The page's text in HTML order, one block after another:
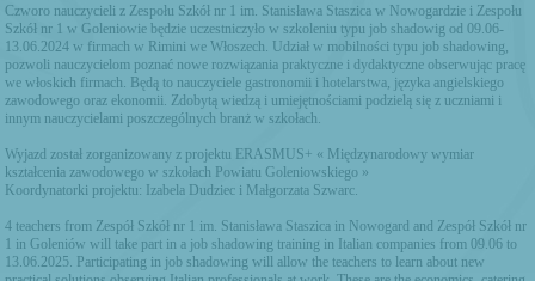
Czworo nauczycieli z Zespołu Szkół nr 1 im. Stanisława Staszica w Nowogardzie i Zespołu
Szkół nr 1 w Goleniowie będzie uczestniczyło w szkoleniu typu job shadowig od 09.06-
13.06.2024 w firmach w Rimini we Włoszech. Udział w mobilności typu job shadowing,
pozwoli nauczycielom poznać nowe rozwiązania praktyczne i dydaktyczne obserwując pracę
we włoskich firmach. Będą to nauczyciele gastronomii i hotelarstwa, języka angielskiego
zawodowego oraz ekonomii. Zdobytą wiedzą i umiejętnościami podzielą się z uczniami i
innym nauczycielami poszczególnych branż w szkołach.
Wyjazd został zorganizowany z projektu ERASMUS+ « Międzynarodowy wymiar
kształcenia zawodowego w szkołach Powiatu Goleniowskiego »
Koordynatorki projektu: Izabela Dudziec i Małgorzata Szwarc.
4 teachers from Zespół Szkół nr 1 im. Stanisława Staszica in Nowogard and Zespół Szkół nr
1 in Goleniów will take part in a job shadowing training in Italian companies from 09.06 to
13.06.2025. Participating in job shadowing will allow the teachers to learn about new